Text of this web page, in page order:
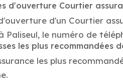
d'ouverture Courtier
d'un Courtier
Paliseul, le numéro de
les plus recommandées
les plus